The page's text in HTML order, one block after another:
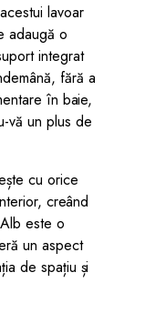
lavoar
adaugă o
integrat
fără a
în baie,
vă un plus de
cu orice
creând
este o
un aspect
de spațiu și